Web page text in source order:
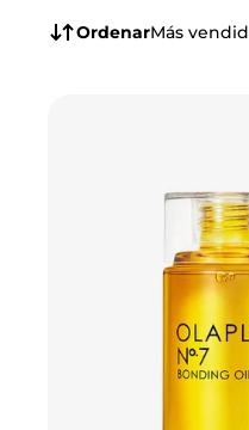
OrdenarMás